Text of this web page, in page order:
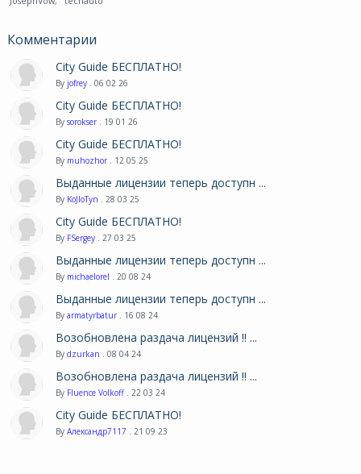
Комментарии
City Guide БЕСПЛАТНО!
By jofrey . 06 02 26
City Guide БЕСПЛАТНО!
By sorokser . 19 01 26
City Guide БЕСПЛАТНО!
By muhozhor . 12 05 25
Выданные лицензии теперь доступн ...
By KoJIoTyn . 28 03 25
City Guide БЕСПЛАТНО!
By FSergey . 27 03 25
Выданные лицензии теперь доступн ...
By michaelorel . 20 08 24
Выданные лицензии теперь доступн ...
By armatyrbatur . 16 08 24
Возобновлена раздача лицензий !! ...
By dzurkan . 08 04 24
Возобновлена раздача лицензий !! ...
By Fluence Volkoff . 22 03 24
City Guide БЕСПЛАТНО!
By Александр7117 . 21 09 23